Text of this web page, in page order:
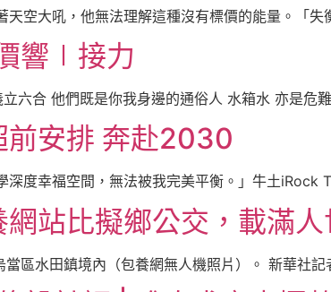
天空大吼，他無法理解這種沒有標價的能量。「
響∣接力
六合 他們既是你我身邊的通俗人 水箱水 亦是危
前安排 奔赴2030
深度幸福空間，無法被我完美平衡。」牛土
站比擬鄉公交，載滿
區水田鎮境內（包養網無人機照片）。 新華社